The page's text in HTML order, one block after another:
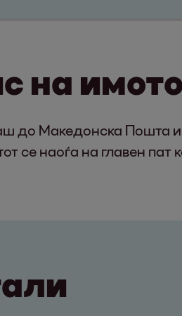
на
до Македонска Пошта и
се наоѓа на главен пат